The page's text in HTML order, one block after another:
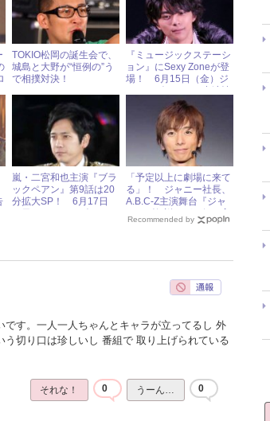
TOKIO松岡の誕生会で、
城島と大野が“恒例の”う
で相撲対決！
『ミュージックステーシ
ョン』にSexy Zoneが登
場！ 6月15日（金）ジ
嵐・二宮和也主演『ブラ
ックペアン』第9話は20
分拡大SP！ 6月17日
「予定以上に劇場に来て
る」！ ジャニー社長、
A.B.C-Z主演舞台『ジャ
ニーズ伝説』がお気に入
り!?
Recommended by
す。一人一人ちゃんとキャラが立ってるし 外
切り口は珍しいし 番組で 取り上げられている
それな！ 0 うーん… 0